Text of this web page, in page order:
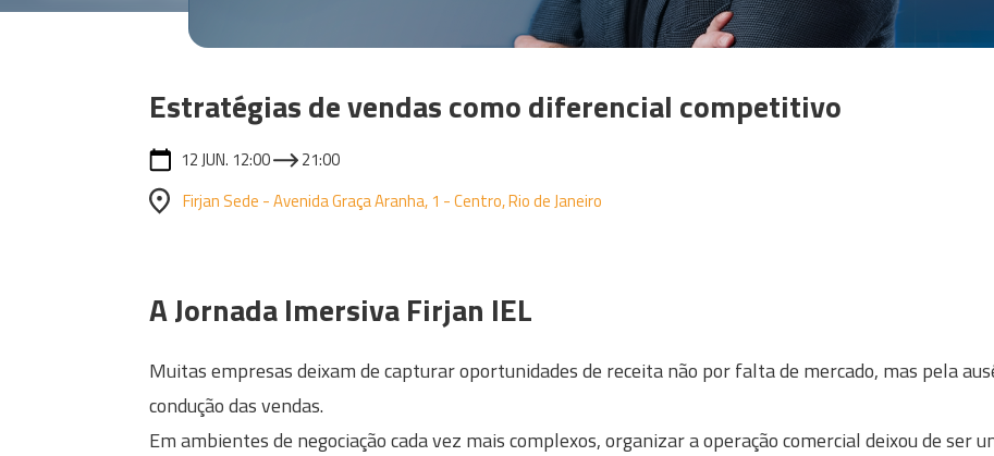
Estratégias de vendas como diferencial competitivo
12 JUN. 12:00
21:00
Firjan Sede - Avenida Graça Aranha, 1 - Centro, Rio de Janeiro
A Jornada Imersiva Firjan IEL
Muitas empresas deixam de capturar oportunidades de receita não por falta de mercado, mas pela
condução das vendas.
Em ambientes de negociação cada vez mais complexos, organizar a operação comercial deixou de ser